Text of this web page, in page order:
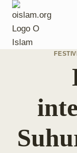
Pular
para
Conteúdo